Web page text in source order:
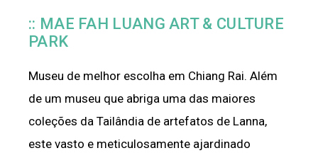
:: MAE FAH LUANG ART & CULTURE
PARK
Museu de melhor escolha em Chiang Rai. Além
de um museu que abriga uma das maiores
coleções da Tailândia de artefatos de Lanna,
este vasto e meticulosamente ajardinado